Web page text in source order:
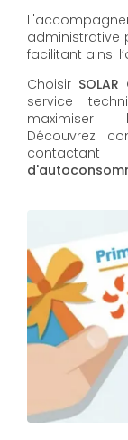
administrative
facilitant ainsi
Choisir SOLAR
service
maximiser
Découvrez